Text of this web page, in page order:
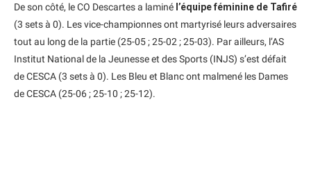
De son côté, le CO Descartes a laminé l’équipe féminine de Tafiré
(3 sets à 0). Les vice-championnes ont martyrisé leurs adversaires
tout au long de la partie (25-05 ; 25-02 ; 25-03). Par ailleurs, l’AS
Institut National de la Jeunesse et des Sports (INJS) s’est défait
de CESCA (3 sets à 0). Les Bleu et Blanc ont malmené les Dames
de CESCA (25-06 ; 25-10 ; 25-12).